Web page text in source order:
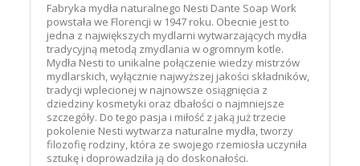
Fabryka mydła naturalnego Nesti Dante Soap Work
powstała we Florencji w 1947 roku. Obecnie jest to
jedna z największych mydlarni wytwarzających mydła
tradycyjną metodą zmydlania w ogromnym kotle.
Mydła Nesti to unikalne połączenie wiedzy mistrzów
mydlarskich, wyłącznie najwyższej jakości składników,
tradycji wplecionej w najnowsze osiągnięcia z
dziedziny kosmetyki oraz dbałości o najmniejsze
szczegóły. Do tego pasja i miłość z jaką już trzecie
pokolenie Nesti wytwarza naturalne mydła, tworzy
filozofię rodziny, która ze swojego rzemiosła uczyniła
sztukę i doprowadziła ją do doskonałości.